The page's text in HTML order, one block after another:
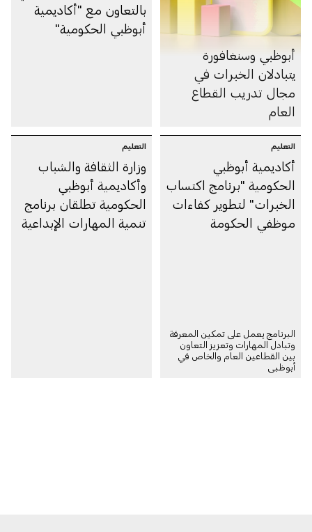
أبوظبي وسنغافورة
يتبادلان الخبرات في
مجال تدريب القطاع
العام
بالتعاون مع "أكاديمية
أبوظبي الحكومية"
التعليم
أكاديمية أبوظبي
الحكومية "برنامج اكتساب
الخبرات" لتطوير كفاءات
موظفي الحكومة
البرنامج يعمل على تمكين المعرفة
وتبادل المهارات وتعزيز التعاون
بين القطاعين العام والخاص في
أبوظبي
التعليم
وزارة الثقافة والشباب
وأكاديمية أبوظبي
الحكومية تطلقان برنامج
تنمية المهارات الإبداعية